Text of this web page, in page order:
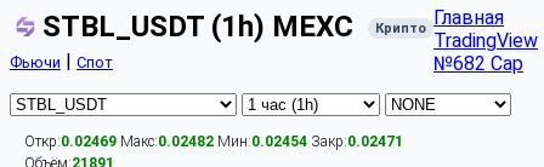
STBL_USDT (1h) MEXC Крипто
Фьючи | Спот
Главная
TradingView
№682 Cap
Откр:0.02469 Макс:0.02482 Мин:0.02454 Закр:0.02471
Объём:21891